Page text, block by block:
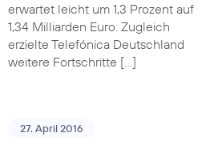
erwartet leicht um 1,3 Prozent auf
1,34 Milliarden Euro. Zugleich
erzielte Telefónica Deutschland
weitere Fortschritte […]
27. April 2016